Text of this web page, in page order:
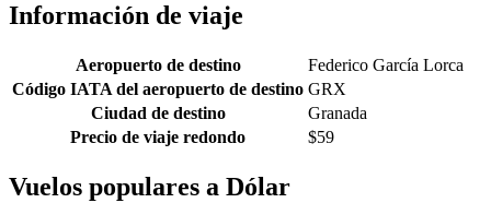
Información de viaje
Aeropuerto de destino
Federico García Lorca
Código IATA del aeropuerto de destino GRX
Ciudad de destino
Granada
Precio de viaje redondo
$59
Vuelos populares a Dólar